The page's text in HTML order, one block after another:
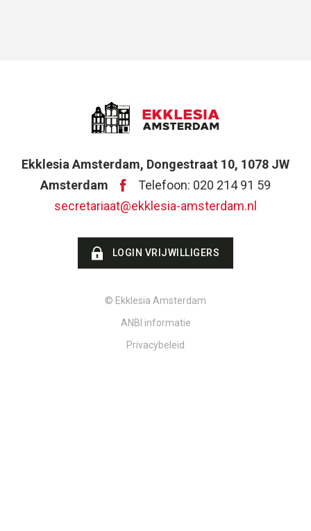
Ekklesia Amsterdam, Dongestraat 10, 1078 JW
Amsterdam
Telefoon: 020 214 91 59
secretariaat@ekklesia-amsterdam.nl
LOGIN VRIJWILLIGERS
© Ekklesia Amsterdam
ANBI informatie
Privacybeleid